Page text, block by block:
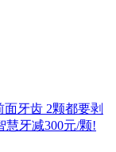
牙齿 2颗都要剥
慧牙减300元/颗!